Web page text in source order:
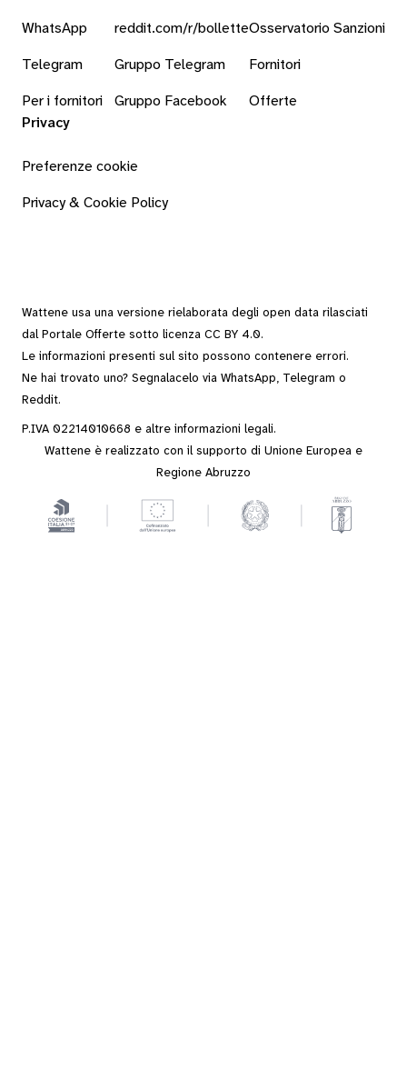
WhatsApp
Telegram
Per i fornitori
reddit.com/r/bollette
Gruppo Telegram
Gruppo Facebook
Osservatorio Sanzioni
Fornitori
Offerte
Privacy
Preferenze cookie
Privacy & Cookie Policy
Wattene usa una versione rielaborata degli open data rilasciati
dal Portale Offerte sotto licenza CC BY 4.0.
Le informazioni presenti sul sito possono contenere errori.
Ne hai trovato uno? Segnalacelo via WhatsApp, Telegram o
Reddit.
P.IVA 02214010668 e altre informazioni legali.
Wattene è realizzato con il supporto di Unione Europea e
Regione Abruzzo